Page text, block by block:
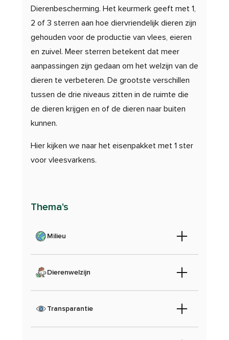
Dierenbescherming. Het keurmerk geeft met 1,
2 of 3 sterren aan hoe diervriendelijk dieren zijn
gehouden voor de productie van vlees, eieren
en zuivel. Meer sterren betekent dat meer
aanpassingen zijn gedaan om het welzijn van de
dieren te verbeteren. De grootste verschillen
tussen de drie niveaus zitten in de ruimte die
de dieren krijgen en of de dieren naar buiten
kunnen.
Hier kijken we naar het eisenpakket met 1 ster
voor vleesvarkens.
Thema's
Milieu
Dierenwelzijn
Transparantie